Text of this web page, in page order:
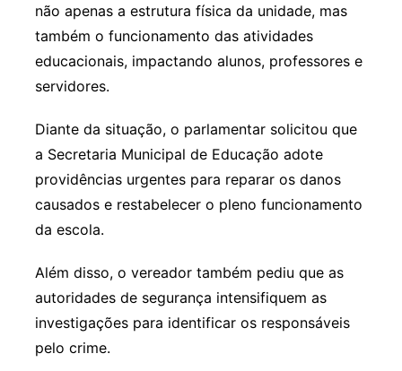
não apenas a estrutura física da unidade, mas
também o funcionamento das atividades
educacionais, impactando alunos, professores e
servidores.
Diante da situação, o parlamentar solicitou que
a Secretaria Municipal de Educação adote
providências urgentes para reparar os danos
causados e restabelecer o pleno funcionamento
da escola.
Além disso, o vereador também pediu que as
autoridades de segurança intensifiquem as
investigações para identificar os responsáveis
pelo crime.